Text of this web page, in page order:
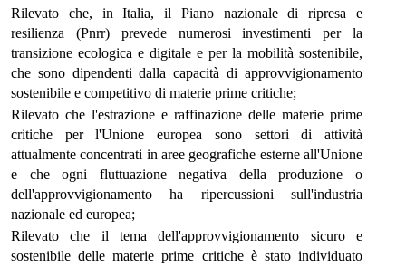
Rilevato che, in Italia, il Piano nazionale di ripresa e
resilienza (Pnrr) prevede numerosi investimenti per la
transizione ecologica e digitale e per la mobilità sostenibile,
che sono dipendenti dalla capacità di approvvigionamento
sostenibile e competitivo di materie prime critiche;
Rilevato che l'estrazione e raffinazione delle materie prime
critiche per l'Unione europea sono settori di attività
attualmente concentrati in aree geografiche esterne all'Unione
e che ogni fluttuazione negativa della produzione o
dell'approvvigionamento ha ripercussioni sull'industria
nazionale ed europea;
Rilevato che il tema dell'approvvigionamento sicuro e
sostenibile delle materie prime critiche è stato individuato